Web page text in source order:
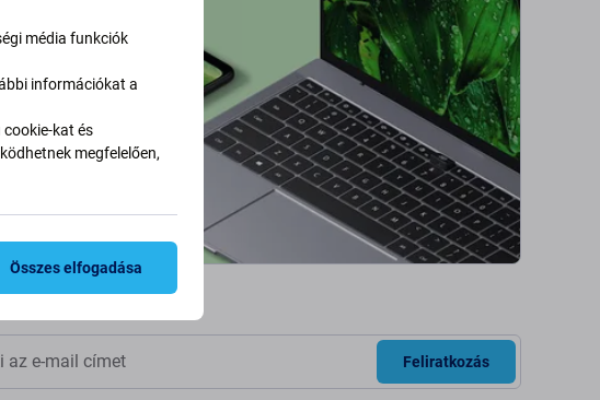
Feliratkozás
média funkciók
információkat a
kat és
megfelelően,
Összes elfogadása